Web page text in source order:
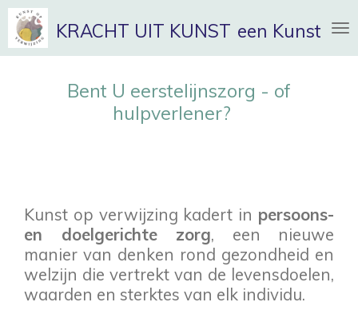
Ga
direct
naar
hoofdinhoud
KRACHT UIT KUNST een Kunst-
Bent U eerstelijnszorg - of
hulpverlener?
Kunst op verwijzing kadert in persoons-
en doelgerichte zorg, een nieuwe
manier van denken rond gezondheid en
welzijn die vertrekt van de levensdoelen,
waarden en sterktes van elk individu.